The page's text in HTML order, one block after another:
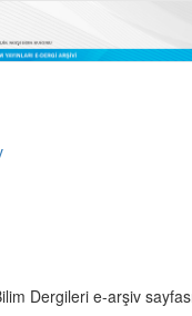
Dergileri e-arşiv